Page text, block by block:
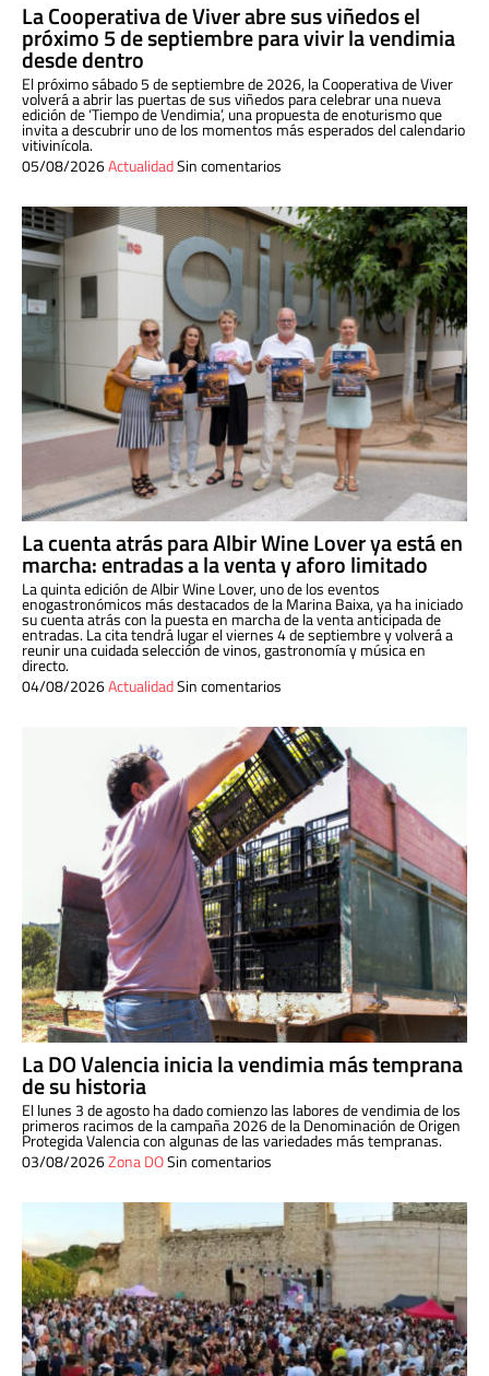
La Cooperativa de Viver abre sus viñedos el
próximo 5 de septiembre para vivir la vendimia
desde dentro
El próximo sábado 5 de septiembre de 2026, la Cooperativa de Viver
volverá a abrir las puertas de sus viñedos para celebrar una nueva
edición de ‘Tiempo de Vendimia’, una propuesta de enoturismo que
invita a descubrir uno de los momentos más esperados del calendario
vitivinícola.
05/08/2026ActualidadSin comentarios
La cuenta atrás para Albir Wine Lover ya está en
marcha: entradas a la venta y aforo limitado
La quinta edición de Albir Wine Lover, uno de los eventos
enogastronómicos más destacados de la Marina Baixa, ya ha iniciado
su cuenta atrás con la puesta en marcha de la venta anticipada de
entradas. La cita tendrá lugar el viernes 4 de septiembre y volverá a
reunir una cuidada selección de vinos, gastronomía y música en
directo.
04/08/2026ActualidadSin comentarios
La DO Valencia inicia la vendimia más temprana
de su historia
El lunes 3 de agosto ha dado comienzo las labores de vendimia de los
primeros racimos de la campaña 2026 de la Denominación de Origen
Protegida Valencia con algunas de las variedades más tempranas.
03/08/2026Zona DOSin comentarios